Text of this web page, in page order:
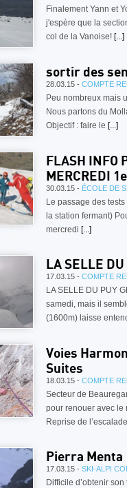
Finalement Yann et
j'espère que la
col de la Vanoise! [...]
sortir des
28.03.15 - COMPTE
Peu nombreux mais
Nous partons du
Objectif : faire le [...]
FLASH INFO
MERCREDI
30.03.15 - ÉCOLE DE
Le passage des
la station fermant)
mercredi [...]
LA SELLE
17.03.15 - COMPTE
LA SELLE DU PUY
samedi, mais il
(1600m) laisse
Voies
Suites
18.03.15 - COMPTE
Secteur de
pour renouer avec le
Reprise de
Pierra Menta
17.03.15 - SKI-ALPI
Difficile d’obtenir